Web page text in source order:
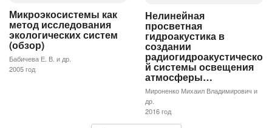
Микроэкосистемы как
метод исследования
экологических систем
(обзор)
Бабичева Е. В. и др.
2005 год
Нелинейная
просветная
гидроакустика в
создании
радиогидроакустическо
й системы освещения
атмосферы…
Мироненко Михаил Владимирович и
др.
2016 год